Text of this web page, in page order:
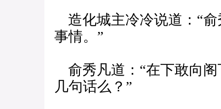
造化城主冷冷说道：“
事情。”
俞秀凡道：“在下敢向
几句话么？”